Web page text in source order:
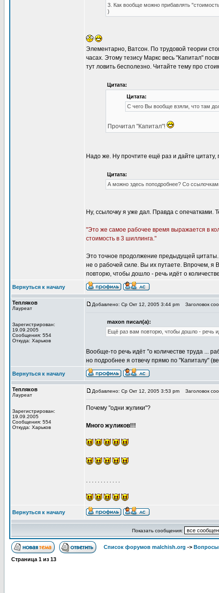
3. Как вообще можно прибавлять
)
Элементарно, Ватсон. По трудовой теории
часах. Этому тезису Маркс весь "Капитал"
тут ловить бесполезно. Читайте тему про
Цитата:
Цитата:
С чего Вы вообще взяли, что там
Прочитал "Капитал"!
Надо же. Ну прочтите ещё раз и дайте
Цитата:
А можно здесь поподробнее? Со
Ну, ссылочку я уже дал. Правда с опечатками.
"Это же самое рабочее время выражается в
стоимость в 3 шиллинга."
Это точное продолжение предыдущей
не о рабочей силе. Вы их путаете. Впрочем, я
повторю, чтобы дошло - речь идёт о
Вернуться к началу
Тепляков
Лауреат
Зарегистрирован:
19.09.2005
Сообщения: 554
Откуда: Харьков
Добавлено: Ср Окт 12, 2005 3:44 pm Заголовок
maxon писал(а):
Ещё раз вам повторю, чтобы дошло - речь
Вообще-то речь идёт "о количестве труда ...
но подробнее я отвечу прямо по "Капиталу"
Вернуться к началу
Тепляков
Лауреат
Зарегистрирован:
19.09.2005
Сообщения: 554
Откуда: Харьков
Добавлено: Ср Окт 12, 2005 3:53 pm Заголовок
Почему "одни жулики"?
Много жуликов!!!
. . . . . . . . . . . .
Вернуться к началу
Показать сообщения:
Список форумов malchish.org -> Вопросы
Страница 1 из 13